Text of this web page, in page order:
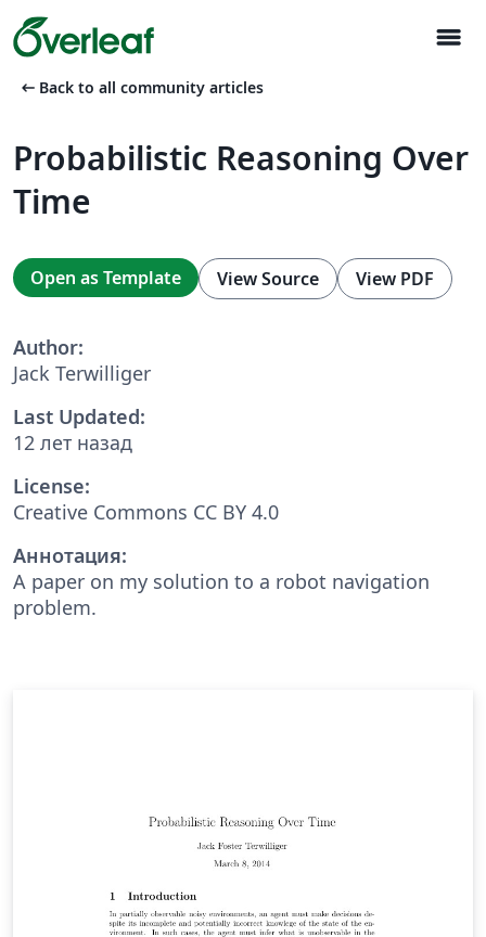
menu
arrow_left_alt Back to all community articles
Probabilistic Reasoning Over
Time
Open as Template View Source View PDF
Author:
Jack Terwilliger
Last Updated:
12 лет назад
License:
Creative Commons CC BY 4.0
Аннотация:
A paper on my solution to a robot navigation
problem.